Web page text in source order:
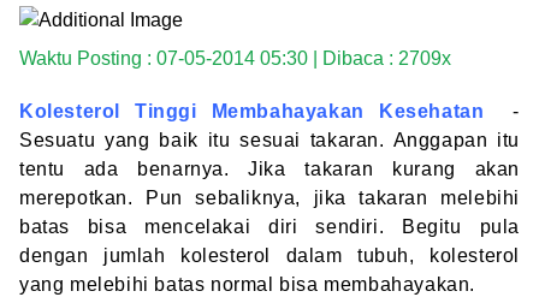
Waktu Posting : 07-05-2014 05:30 | Dibaca : 2709x
Kolesterol Tinggi Membahayakan Kesehatan -
Sesuatu yang baik itu sesuai takaran. Anggapan itu
tentu ada benarnya. Jika takaran kurang akan
merepotkan. Pun sebaliknya, jika takaran melebihi
batas bisa mencelakai diri sendiri. Begitu pula
dengan jumlah kolesterol dalam tubuh, kolesterol
yang melebihi batas normal bisa membahayakan.